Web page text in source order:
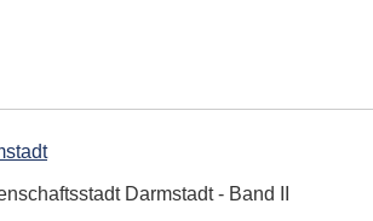
Darmstadt - Band II